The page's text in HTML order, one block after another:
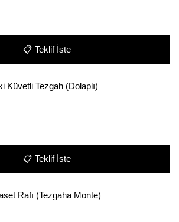
📋 Teklif İste
Küvetli Tezgah (Dolaplı)
📋 Teklif İste
Rafı (Tezgaha Monte)